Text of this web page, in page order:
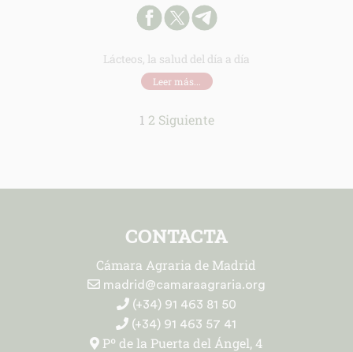
Lácteos, la salud del día a día
Leer más...
1 2 Siguiente
CONTACTA
Cámara Agraria de Madrid
madrid@camaraagraria.org
(+34) 91 463 81 50
(+34) 91 463 57 41
Pº de la Puerta del Ángel, 4